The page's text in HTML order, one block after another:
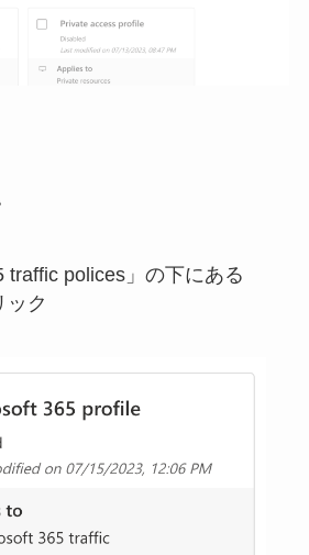
traffic polices」の下にある
ック